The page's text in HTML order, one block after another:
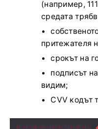
(например,
средата
притежателя
срокът на
подписът
видим;
CVV кодът